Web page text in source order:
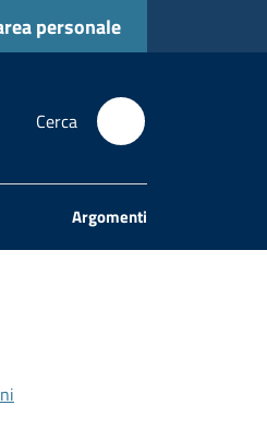
personale
Cerca
Argomenti